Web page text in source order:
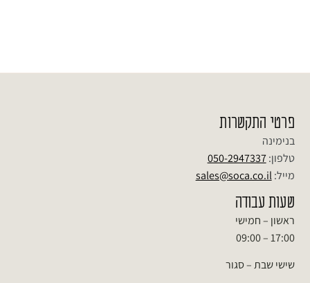
פרטי התקשרות
בנימינה
טלפון:050-2947337
מייל:sales@soca.co.il
שעות עבודה
ראשון – חמישי
17:00 – 09:00
שישי שבת – סגור